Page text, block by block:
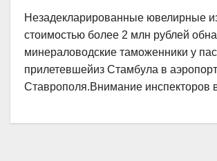
Незадекларированные ювелирные
стоимостью более 2 млн рублей
минераловодские таможенники у
прилетевшейиз Стамбула в аэропорт
Ставрополя.Внимание инспекторов